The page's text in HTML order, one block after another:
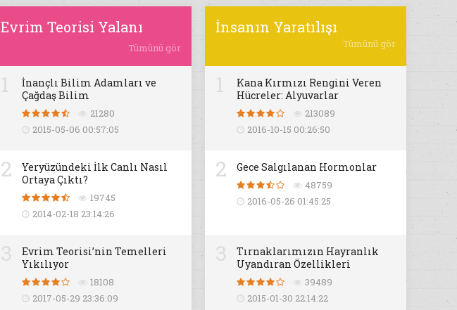
Evrim Teorisi Yalanı
Tümünü gör
İnançlı Bilim Adamları ve
Çağdaş Bilim
21280
2015-05-06 00:57:05
2
Yeryüzündeki İlk Canlı Nasıl
Ortaya Çıktı?
19745
2014-02-18 23:14:26
Evrim Teorisi’nin Temelleri
Yıkılıyor
18108
2017-05-29 23:36:09
İnsanın Yaratılışı
Tümünü gör
Kana Kırmızı Rengini Veren
Hücreler: Alyuvarlar
213089
2016-10-15 00:26:50
2 Gece Salgılanan Hormonlar
48759
2016-05-26 01:45:25
Tırnaklarımızın Hayranlık
Uyandıran Özellikleri
39489
2015-01-30 22:14:22